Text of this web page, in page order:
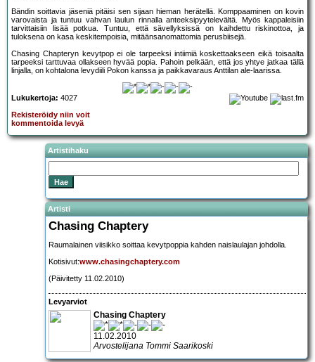
Bändin soittavia jäseniä pitäisi sen sijaan hieman herätellä. Komppaaminen on kovin
varovaista ja tuntuu vahvan laulun rinnalla anteeksipyytelevältä. Myös kappaleisiin
tarvittaisiin lisää potkua. Tuntuu, että sävellyksissä on kaihdettu riskinottoa, ja
tuloksena on kasa keskitempoisia, mitäänsanomattomia perusbiisejä.
Chasing Chapteryn kevytpop ei ole tarpeeksi intiimiä koskettaakseen eikä toisaalta
tarpeeksi tarttuvaa ollakseen hyvää popia. Pahoin pelkään, että jos yhtye jatkaa tällä
linjalla, on kohtalona levydiili Pokon kanssa ja paikkavaraus Anttilan ale-laarissa.
Lukukertoja: 4027
Rekisteröidy niin voit
kommentoida levyä
Artistihaku
Artisti
Chasing Chaptery
Raumalainen viisikko soittaa kevytpoppia kahden naislaulajan johdolla.
Kotisivut:www.chasingchaptery.com
(Päivitetty 11.02.2010)
Levyarviot
Chasing Chaptery
11.02.2010
Arvostelijana Tommi Saarikoski